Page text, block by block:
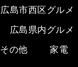
広島市西区グルメ
広島県内グルメ
その他 家電